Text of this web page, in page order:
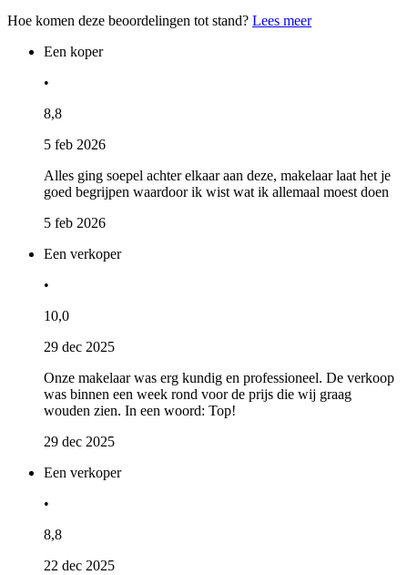
Hoe komen deze beoordelingen tot stand? Lees meer
Een koper
•
8,8
5 feb 2026
Alles ging soepel achter elkaar aan deze, makelaar laat het je
goed begrijpen waardoor ik wist wat ik allemaal moest doen
5 feb 2026
Een verkoper
•
10,0
29 dec 2025
Onze makelaar was erg kundig en professioneel. De verkoop
was binnen een week rond voor de prijs die wij graag
wouden zien. In een woord: Top!
29 dec 2025
Een verkoper
•
8,8
22 dec 2025